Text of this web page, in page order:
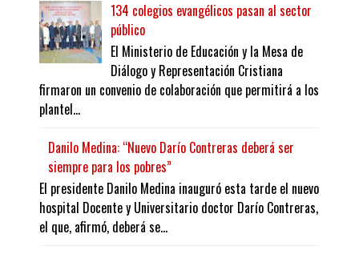
134 colegios evangélicos pasan al sector
público
El Ministerio de Educación y la Mesa de
Diálogo y Representación Cristiana
firmaron un convenio de colaboración que permitirá a los
plantel...
Danilo Medina: “Nuevo Darío Contreras deberá ser
siempre para los pobres”
El presidente Danilo Medina inauguró esta tarde el nuevo
hospital Docente y Universitario doctor Darío Contreras,
el que, afirmó, deberá se...